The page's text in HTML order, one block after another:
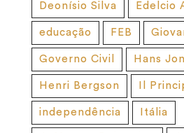
Deonísio Silva Edelcio
educação FEB
Governo Civil Hans
Henri Bergson Il
independência Itália